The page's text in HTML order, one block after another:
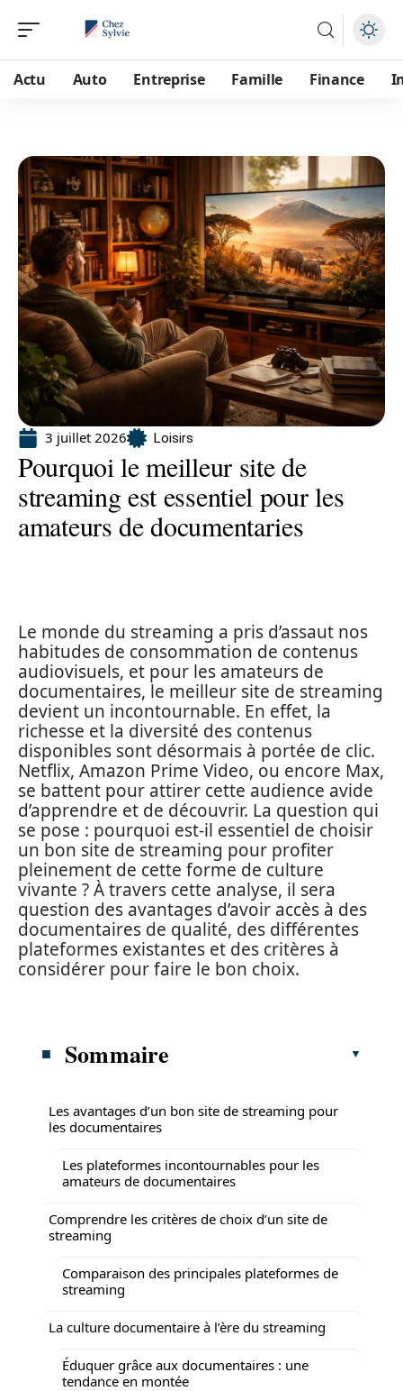
Actu Auto Entreprise Famille Finance
3 juillet 2026 Loisirs
Pourquoi le meilleur site de
streaming est essentiel pour les
amateurs de documentaries
Le monde du streaming a pris d’assaut nos
habitudes de consommation de contenus
audiovisuels, et pour les amateurs de
documentaires, le meilleur site de streaming
devient un incontournable. En effet, la
richesse et la diversité des contenus
disponibles sont désormais à portée de clic.
Netflix, Amazon Prime Video, ou encore Max,
se battent pour attirer cette audience avide
d’apprendre et de découvrir. La question qui
se pose : pourquoi est-il essentiel de choisir
un bon site de streaming pour profiter
pleinement de cette forme de culture
vivante ? À travers cette analyse, il sera
question des avantages d’avoir accès à des
documentaires de qualité, des différentes
plateformes existantes et des critères à
considérer pour faire le bon choix.
Sommaire
Les avantages d’un bon site de streaming pour
les documentaires
Les plateformes incontournables pour les
amateurs de documentaires
Comprendre les critères de choix d’un site de
streaming
Comparaison des principales plateformes de
streaming
La culture documentaire à l’ère du streaming
Éduquer grâce aux documentaires : une
tendance en montée